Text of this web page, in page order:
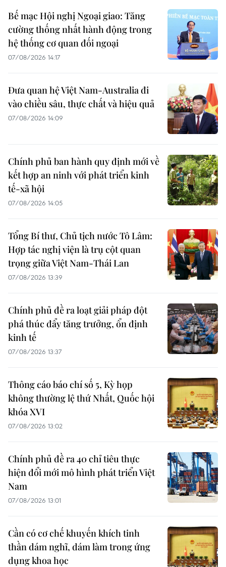
Bế mạc Hội nghị Ngoại giao: Tăng
cường thống nhất hành động trong
hệ thống cơ quan đối ngoại
07/08/2026 14:17
Đưa quan hệ Việt Nam-Australia đi
vào chiều sâu, thực chất và hiệu quả
07/08/2026 14:09
Chính phủ ban hành quy định mới về
kết hợp an ninh với phát triển kinh
tế-xã hội
07/08/2026 14:05
Tổng Bí thư, Chủ tịch nước Tô Lâm:
Hợp tác nghị viện là trụ cột quan
trọng giữa Việt Nam-Thái Lan
07/08/2026 13:39
Chính phủ đề ra loạt giải pháp đột
phá thúc đẩy tăng trưởng, ổn định
kinh tế
07/08/2026 13:37
Thông cáo báo chí số 5, Kỳ họp
không thường lệ thứ Nhất, Quốc hội
khóa XVI
07/08/2026 13:02
Chính phủ đề ra 40 chỉ tiêu thực
hiện đổi mới mô hình phát triển Việt
Nam
07/08/2026 13:01
Cần có cơ chế khuyến khích tinh
thần dám nghĩ, dám làm trong ứng
dụng khoa học